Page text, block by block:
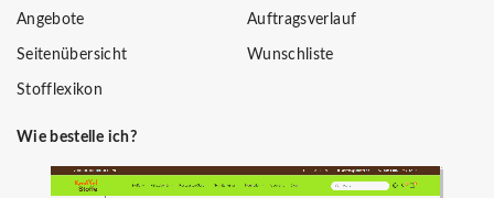
Angebote
Seitenübersicht
Stofflexikon
Auftragsverlauf
Wunschliste
Wie bestelle ich?